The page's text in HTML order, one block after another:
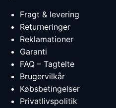
Fragt & levering
Returneringer
Reklamationer
Garanti
FAQ – Tagtelte
Brugervilkår
Købsbetingelser
Privatlivspolitik